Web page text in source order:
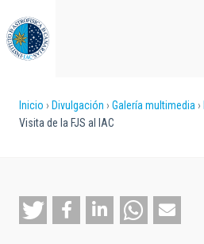
al
contenido
principal
Sobrescribir
ayuda
a
Inicio Divulgación Galería multimedia
Visita de la FJS al IAC